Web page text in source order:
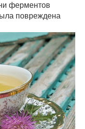
ферментов
повреждена